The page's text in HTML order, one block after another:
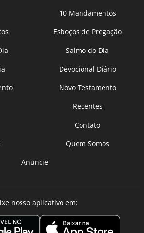
10 Mandamentos
Esboços de Pregação
Salmo do Dia
Devocional Diário
Novo Testamento
Recentes
Contato
Quem Somos
Anuncie
nosso aplicativo em: